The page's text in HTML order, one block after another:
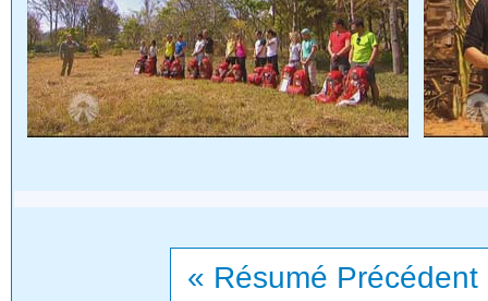
« Résumé Précédent